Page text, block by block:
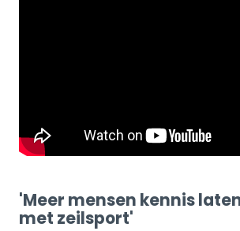
'Meer mensen kennis
met zeilsport'